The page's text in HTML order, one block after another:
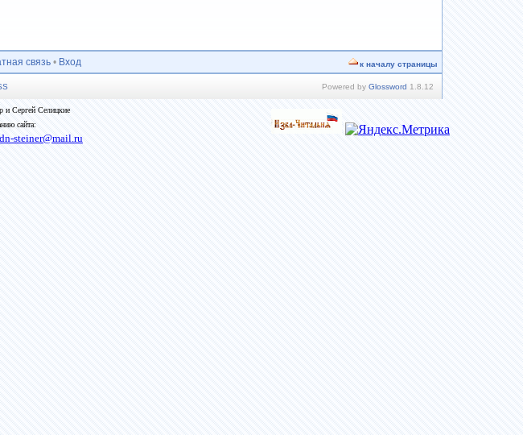
связь • Вход к началу страницы
Powered by Glossword 1.8.12
и Сергей Селицкие
сайта:
steiner@mail.ru